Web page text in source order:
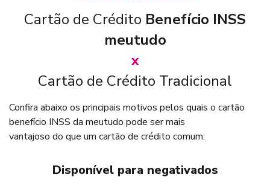
necessário.
Cartão de Crédito Benefício INSS
meutudo
x
Cartão de Crédito Tradicional
Confira abaixo os principais motivos pelos quais o cartão
benefício INSS da meutudo pode ser mais
vantajoso do que um cartão de crédito comum:
Disponível para negativados